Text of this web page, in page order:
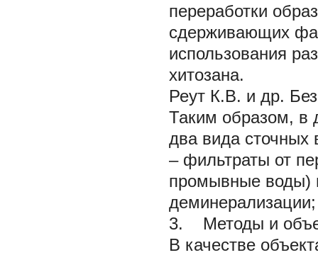
переработки
сдерживающих
использования
хитозана.
Реут К.В. и др.
Таким образом, в
два вида сточных
– фильтраты от
промывные воды)
3. Методы и
В качестве